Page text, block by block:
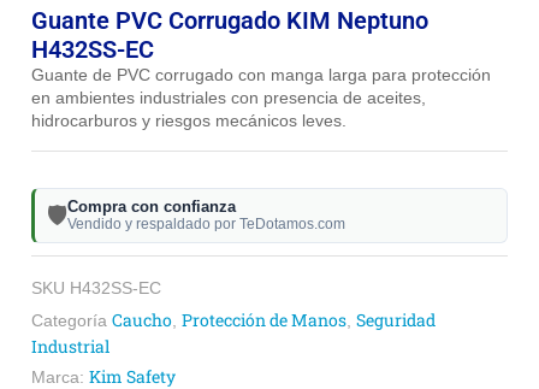
Guante PVC Corrugado KIM Neptuno
H432SS-EC
Guante de PVC corrugado con manga larga para protección
en ambientes industriales con presencia de aceites,
hidrocarburos y riesgos mecánicos leves.
🛡️Compra con confianza
Vendido y respaldado por TeDotamos.com
SKU H432SS-EC
Categoría Caucho Protección de Manos Seguridad
Industrial
Marca: Kim Safety